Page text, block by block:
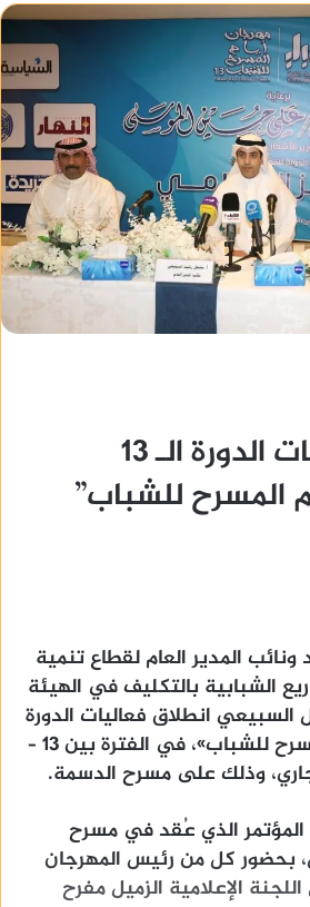
انطلاق فعاليات الدورة الـ 13
المسرح للشباب”
المدير العام لقطاع تنمية
الشبابية بالتكليف في الهيئة
انطلاق فعاليات الدورة
13 لمهرجان «أيام المسرح للشباب»، في الفترة بين 13 –
الذي عُقد في مسرح
بحضور كل من رئيس المهرجان
الإعلامية الزميل مفرح